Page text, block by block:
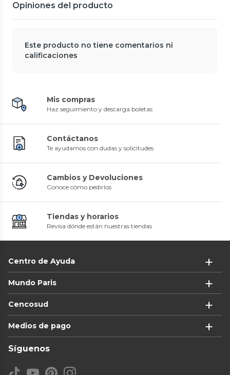
Opiniones del producto
Este producto no tiene comentarios ni
calificaciones
Mis compras
Haz seguimiento y descarga boletas
Contáctanos
Te ayudamos con dudas y solicitudes
Cambios y Devoluciones
Conoce cómo pedirlos
Tiendas y horarios
Revisa dónde están nuestras tiendas
Centro de Ayuda
Mundo Paris
Cencosud
Medios de pago
Síguenos